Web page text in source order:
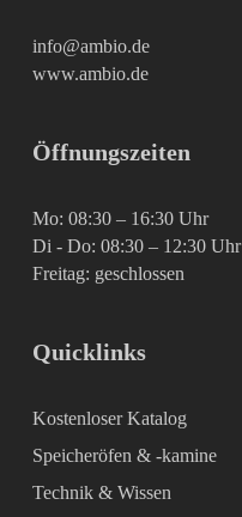
info@ambio.de
www.ambio.de
Öffnungszeiten
Mo: 08:30 – 16:30 Uhr
Di - Do: 08:30 – 12:30 Uhr
Freitag: geschlossen
Quicklinks
Kostenloser Katalog
Speicheröfen & -kamine
Technik & Wissen